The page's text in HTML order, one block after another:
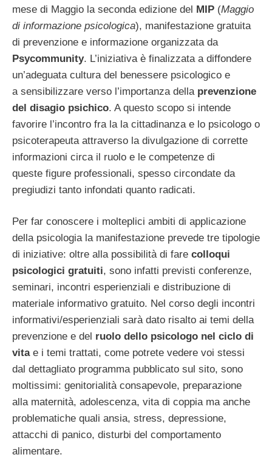
mese di Maggio la seconda edizione del MIP (Maggio
di informazione psicologica), manifestazione gratuita
di prevenzione e informazione organizzata da
Psycommunity. L’iniziativa è finalizzata a diffondere
un’adeguata cultura del benessere psicologico e
a sensibilizzare verso l’importanza della prevenzione
del disagio psichico. A questo scopo si intende
favorire l’incontro fra la la cittadinanza e lo psicologo o
psicoterapeuta attraverso la divulgazione di corrette
informazioni circa il ruolo e le competenze di
queste figure professionali, spesso circondate da
pregiudizi tanto infondati quanto radicati.
Per far conoscere i molteplici ambiti di applicazione
della psicologia la manifestazione prevede tre tipologie
di iniziative: oltre alla possibilità di fare colloqui
psicologici gratuiti, sono infatti previsti conferenze,
seminari, incontri esperienziali e distribuzione di
materiale informativo gratuito. Nel corso degli incontri
informativi/esperienziali sarà dato risalto ai temi della
prevenzione e del ruolo dello psicologo nel ciclo di
vitae i temi trattati, come potrete vedere voi stessi
dal dettagliato programma pubblicato sul sito, sono
moltissimi: genitorialità consapevole, preparazione
alla maternità, adolescenza, vita di coppia ma anche
problematiche quali ansia, stress, depressione,
attacchi di panico, disturbi del comportamento
alimentare.